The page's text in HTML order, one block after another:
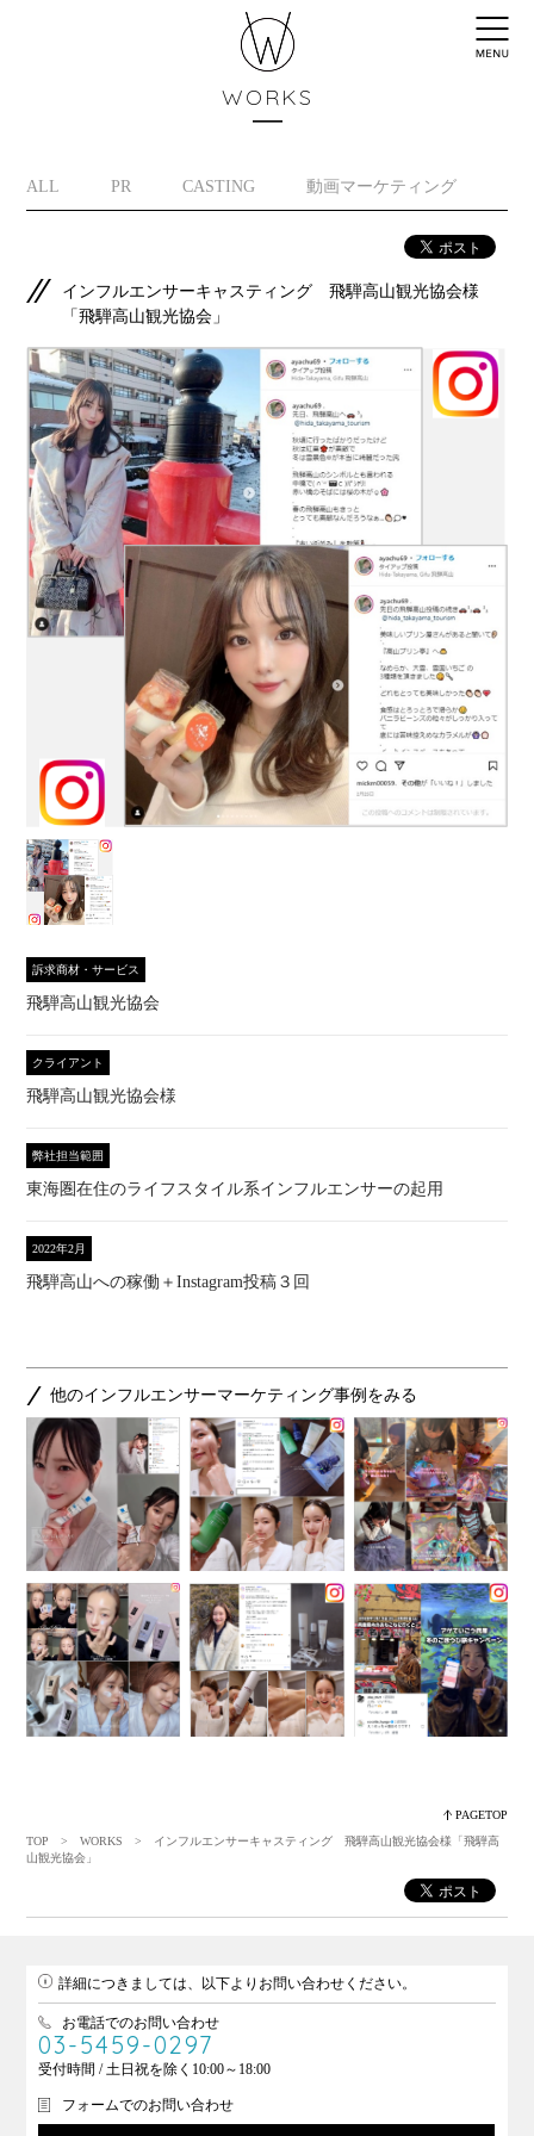
WORKS
ALL PR CASTING 動画マーケティング
インフルエンサーキャスティング 飛騨高山観光協会様
「飛騨高山観光協会」
訴求商材・サービス
飛騨高山観光協会
クライアント
飛騨高山観光協会様
弊社担当範囲
東海圏在住のライフスタイル系インフルエンサーの起用
2022年2月
飛騨高山への稼働＋Instagram投稿３回
他のインフルエンサーマーケティング事例をみる
PAGETOP
TOP
>WORKS
> インフルエンサーキャスティング 飛騨高山観光協会様「飛騨高
山観光協会」
詳細につきましては、以下よりお問い合わせください。
お電話でのお問い合わせ
03-5459-0297
受付時間 / 土日祝を除く10:00～18:00
フォームでのお問い合わせ